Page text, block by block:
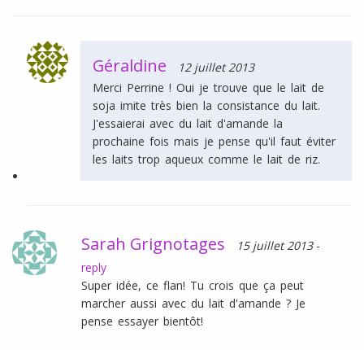
Géraldine
12 juillet 2013
Merci Perrine ! Oui je trouve que le lait de
soja imite très bien la consistance du lait.
J'essaierai avec du lait d'amande la
prochaine fois mais je pense qu'il faut éviter
les laits trop aqueux comme le lait de riz.
Sarah Grignotages 15 juillet 2013 -
reply
Super idée, ce flan! Tu crois que ça peut
marcher aussi avec du lait d'amande ? Je
pense essayer bientôt!